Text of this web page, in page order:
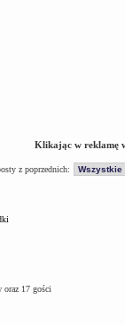
Klikając w reklamę
z poprzednich:
oraz 17 gości